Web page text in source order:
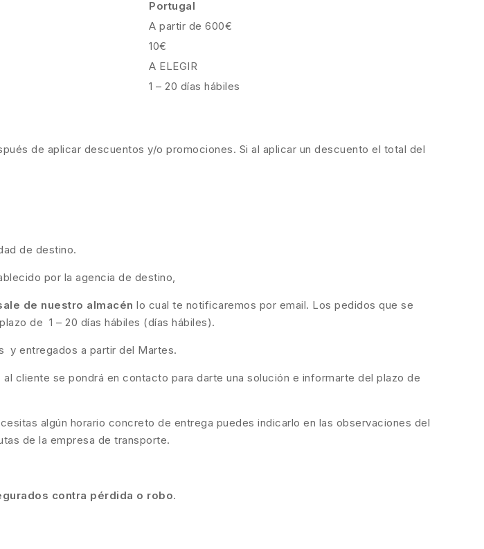
Portugal
A partir de 600€
10€
A ELEGIR
1 – 20 días hábiles
de aplicar descuentos y/o promociones. Si al aplicar un descuento el total del
de destino.
por la agencia de destino,
de nuestro almacén lo cual te notificaremos por email. Los pedidos que se
de 1 – 20 días hábiles (días hábiles).
y entregados a partir del Martes.
cliente se pondrá en contacto para darte una solución e informarte del plazo de
algún horario concreto de entrega puedes indicarlo en las observaciones del
de la empresa de transporte.
contra pérdida o robo.